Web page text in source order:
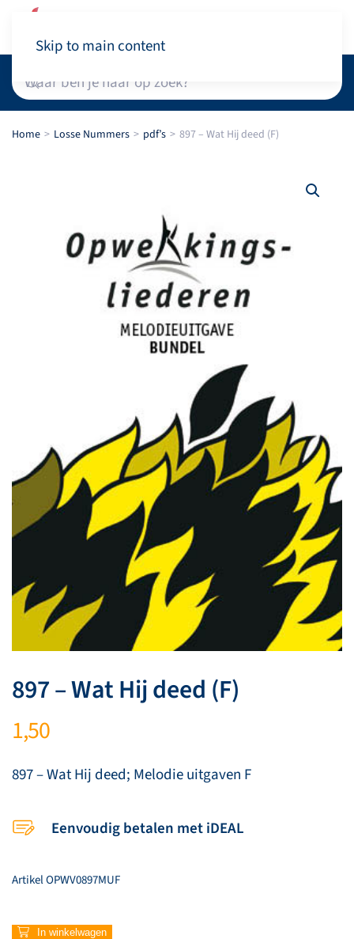
Skip to main content
Home Losse Nummers pdf’s 897 – Wat Hij deed (F)
897 – Wat Hij deed (F)
1,50
897 – Wat Hij deed; Melodie uitgaven F
Eenvoudig betalen met iDEAL
ArtikelOPWV0897MUF
897
In winkelwagen